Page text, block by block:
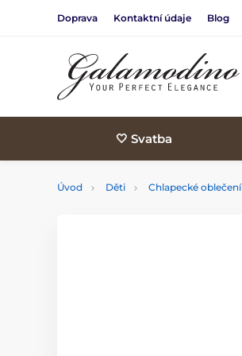
Doprava Kontaktní údaje Blog
🤍 Svatba
Úvod Děti Chlapecké oblečení